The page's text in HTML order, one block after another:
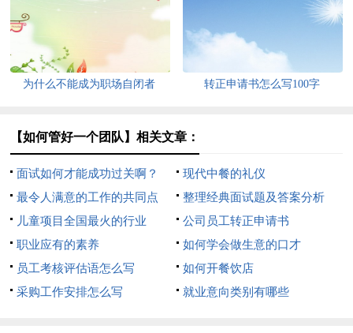
为什么不能成为职场自闭者 转正申请书怎么写100字
【如何管好一个团队】相关文章：
面试如何才能成功过关啊？
现代中餐的礼仪
最令人满意的工作的共同点
整理经典面试题及答案分析
儿童项目全国最火的行业
公司员工转正申请书
职业应有的素养
如何学会做生意的口才
员工考核评估语怎么写
如何开餐饮店
采购工作安排怎么写
就业意向类别有哪些